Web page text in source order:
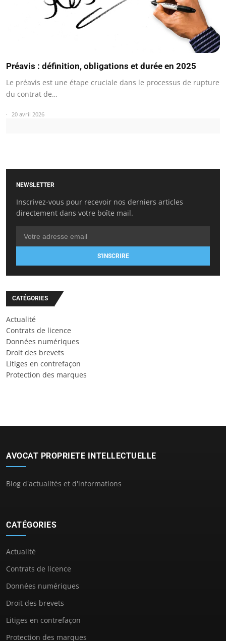
Préavis : définition, obligations et durée en 2025
Le préavis est une étape cruciale dans le processus de rupture
du contrat de…
20 avril 2026
NEWSLETTER
Inscrivez-vous pour recevoir nos derniers articles
directement dans votre boîte mail.
S'INSCRIRE
CATÉGORIES
Actualité
Contrats de licence
Données numériques
Droit des brevets
Litiges en contrefaçon
Protection des marques
AVOCAT PROPRIETE INTELLECTUELLE
Blog d'actualités et d'informations
CATÉGORIES
Actualité
Contrats de licence
Données numériques
Droit des brevets
Litiges en contrefaçon
Protection des marques